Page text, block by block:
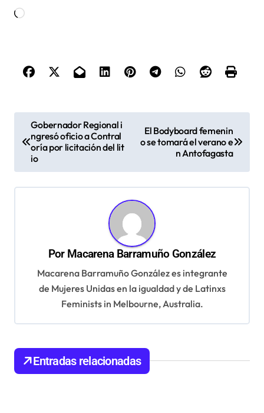
Cargando...
e
n
Gobernador Regional i
ngresó oficio a Contral
oría por licitación del lit
io
El Bodyboard femenin
o se tomará el verano e
n Antofagasta
Por Macarena Barramuño González
Macarena Barramuño González es integrante
de Mujeres Unidas en la igualdad y de Latinxs
Feminists in Melbourne, Australia.
Entradas relacionadas